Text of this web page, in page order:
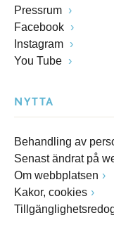
Pressrum
Facebook
Instagram
You Tube
NYTTA
Behandling av
Senast ändrat på
Om webbplatsen
Kakor, cookies